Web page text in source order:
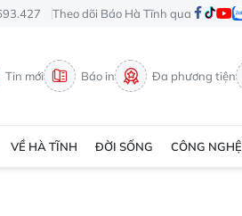
Theo dõi Báo Hà Tĩnh qua
Tin mới Báo in Đa phương tiện
VỀ HÀ TĨNH ĐỜI SỐNG CÔNG NGHỆ